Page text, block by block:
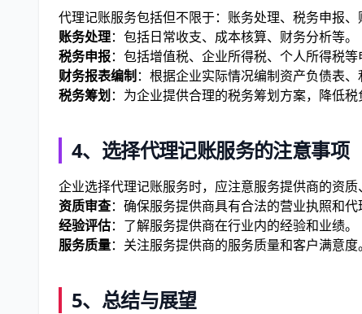
代理记账服务包括但不限于：账务处理、税务申报
账务处理：包括日常收支、成本核算、财务分析等。
税务申报：包括增值税、企业所得税、个人所得税等
财务报表编制 ：根据企业实际情况编制资产负债表、
税务筹划 ：为企业提供合理的税务筹划方案，降低税
4、 选择代理记账服务的注意事项
企业选择代理记账服务时，应注意服务提供商的资
资质审查：确保服务提供商具有合法的营业执照和代
经验评估：了解服务提供商在行业内的经验和业绩。
服务质量：关注服务提供商的服务质量和客户满意度。
5、 总结与展望